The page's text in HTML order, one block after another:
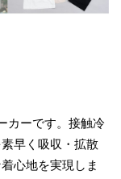
カーです。接触冷
早く吸収・拡散
心地を実現しま